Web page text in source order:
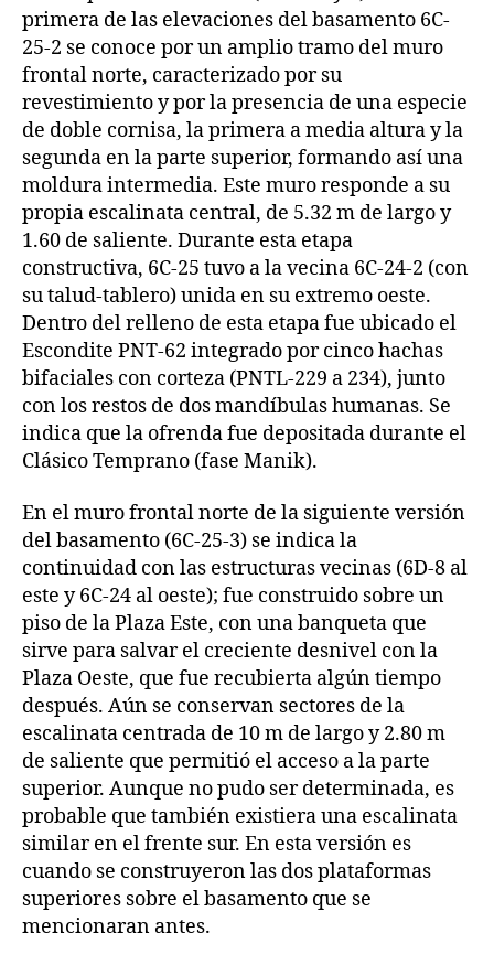
primera de las elevaciones del basamento 6C-
25-2 se conoce por un amplio tramo del muro
frontal norte, caracterizado por su
revestimiento y por la presencia de una especie
de doble cornisa, la primera a media altura y la
segunda en la parte superior, formando así una
moldura intermedia. Este muro responde a su
propia escalinata central, de 5.32 m de largo y
1.60 de saliente. Durante esta etapa
constructiva, 6C-25 tuvo a la vecina 6C-24-2 (con
su talud-tablero) unida en su extremo oeste.
Dentro del relleno de esta etapa fue ubicado el
Escondite PNT-62 integrado por cinco hachas
bifaciales con corteza (PNTL-229 a 234), junto
con los restos de dos mandíbulas humanas. Se
indica que la ofrenda fue depositada durante el
Clásico Temprano (fase Manik).
En el muro frontal norte de la siguiente versión
del basamento (6C-25-3) se indica la
continuidad con las estructuras vecinas (6D-8 al
este y 6C-24 al oeste); fue construido sobre un
piso de la Plaza Este, con una banqueta que
sirve para salvar el creciente desnivel con la
Plaza Oeste, que fue recubierta algún tiempo
después. Aún se conservan sectores de la
escalinata centrada de 10 m de largo y 2.80 m
de saliente que permitió el acceso a la parte
superior. Aunque no pudo ser determinada, es
probable que también existiera una escalinata
similar en el frente sur. En esta versión es
cuando se construyeron las dos plataformas
superiores sobre el basamento que se
mencionaran antes.